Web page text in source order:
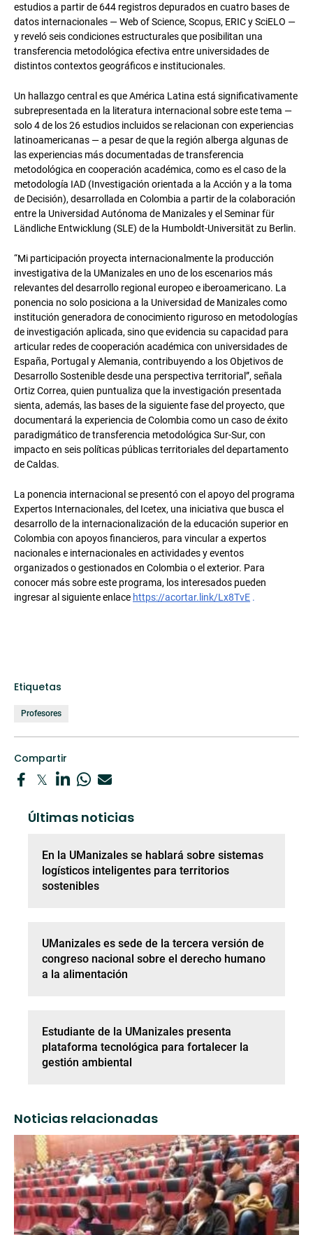
estudios a partir de 644 registros depurados en cuatro bases de
datos internacionales — Web of Science, Scopus, ERIC y SciELO —
y reveló seis condiciones estructurales que posibilitan una
transferencia metodológica efectiva entre universidades de
distintos contextos geográficos e institucionales.
Un hallazgo central es que América Latina está significativamente
subrepresentada en la literatura internacional sobre este tema —
solo 4 de los 26 estudios incluidos se relacionan con experiencias
latinoamericanas — a pesar de que la región alberga algunas de
las experiencias más documentadas de transferencia
metodológica en cooperación académica, como es el caso de la
metodología IAD (Investigación orientada a la Acción y a la toma
de Decisión), desarrollada en Colombia a partir de la colaboración
entre la Universidad Autónoma de Manizales y el Seminar für
Ländliche Entwicklung (SLE) de la Humboldt-Universität zu Berlin.
“Mi participación proyecta internacionalmente la producción
investigativa de la UManizales en uno de los escenarios más
relevantes del desarrollo regional europeo e iberoamericano. La
ponencia no solo posiciona a la Universidad de Manizales como
institución generadora de conocimiento riguroso en metodologías
de investigación aplicada, sino que evidencia su capacidad para
articular redes de cooperación académica con universidades de
España, Portugal y Alemania, contribuyendo a los Objetivos de
Desarrollo Sostenible desde una perspectiva territorial”, señala
Ortiz Correa, quien puntualiza que la investigación presentada
sienta, además, las bases de la siguiente fase del proyecto, que
documentará la experiencia de Colombia como un caso de éxito
paradigmático de transferencia metodológica Sur-Sur, con
impacto en seis políticas públicas territoriales del departamento
de Caldas.
La ponencia internacional se presentó con el apoyo del programa
Expertos Internacionales, del Icetex, una iniciativa que busca el
desarrollo de la internacionalización de la educación superior en
Colombia con apoyos financieros, para vincular a expertos
nacionales e internacionales en actividades y eventos
organizados o gestionados en Colombia o el exterior. Para
conocer más sobre este programa, los interesados pueden
ingresar al siguiente enlace https://acortar.link/Lx8TvE .
Etiquetas
Profesores
Compartir
Últimas noticias
En la UManizales se hablará sobre sistemas
logísticos inteligentes para territorios
sostenibles
UManizales es sede de la tercera versión de
congreso nacional sobre el derecho humano
a la alimentación
Estudiante de la UManizales presenta
plataforma tecnológica para fortalecer la
gestión ambiental
Noticias relacionadas